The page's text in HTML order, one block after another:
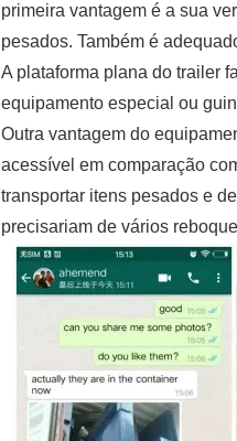
primeira vantagem é a sua
pesados. Também é
A plataforma plana do trailer
equipamento especial ou
Outra vantagem do
acessível em comparação
transportar itens pesados ​​e
precisariam de vários